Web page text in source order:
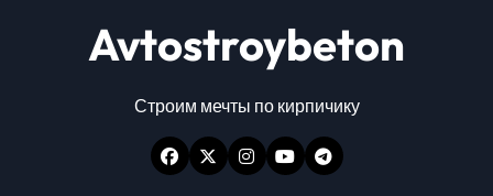
Avtostroybeton
Строим мечты по кирпичику